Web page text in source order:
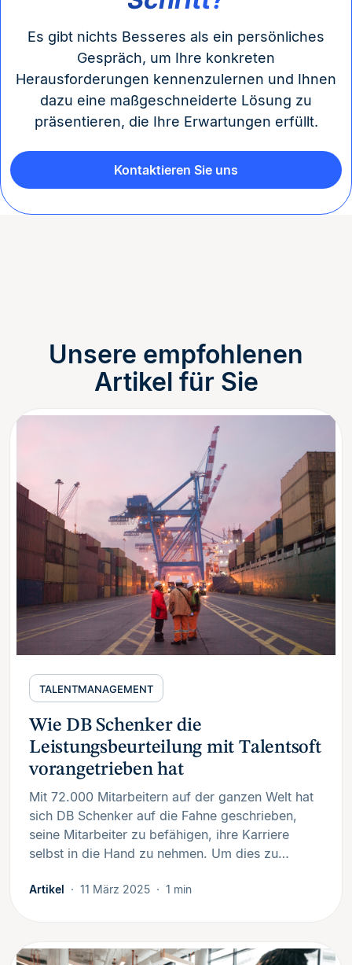
Es gibt nichts Besseres als ein persönliches
Gespräch, um Ihre konkreten
Herausforderungen kennenzulernen und Ihnen
dazu eine maßgeschneiderte Lösung zu
präsentieren, die Ihre Erwartungen erfüllt.
Kontaktieren Sie uns
Unsere empfohlenen
Artikel für Sie
TALENTMANAGEMENT
Wie DB Schenker die
Leistungsbeurteilung mit Talentsoft
vorangetrieben hat
Mit 72.000 Mitarbeitern auf der ganzen Welt hat
sich DB Schenker auf die Fahne geschrieben,
seine Mitarbeiter zu befähigen, ihre Karriere
selbst in die Hand zu nehmen. Um dies zu…
Artikel 11 März 2025 1 min